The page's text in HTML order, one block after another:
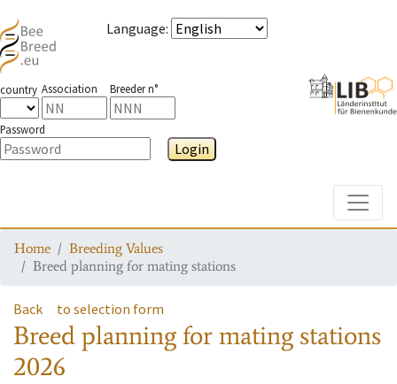
Language:
country Association Breeder n°
Password
Login
Home
Breeding Values
Breed planning for mating stations
Back to selection form
Breed planning for mating stations
2026